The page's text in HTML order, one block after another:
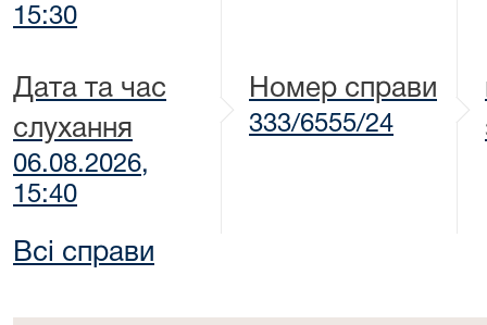
15:30
Дата та час
слухання
06.08.2026,
15:40
Номер справи
333/6555/24
Всі справи